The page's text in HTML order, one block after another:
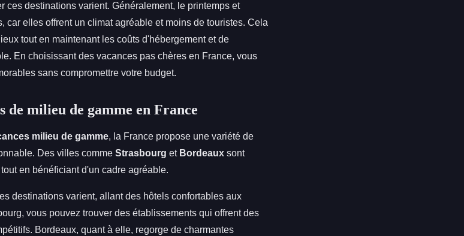
ces destinations varient. Généralement, le printemps et
car elles offrent un climat agréable et moins de touristes. Cela
tout en maintenant les coûts d'hébergement et de
En choisissant des vacances pas chères en France, vous
sans compromettre votre budget.
de milieu de gamme en France
milieu de gamme, la France propose une variété de
Des villes comme Strasbourg et Bordeaux sont
en bénéficiant d'un cadre agréable.
destinations varient, allant des hôtels confortables aux
vous pouvez trouver des établissements qui offrent des
Bordeaux, quant à elle, regorge de charmantes